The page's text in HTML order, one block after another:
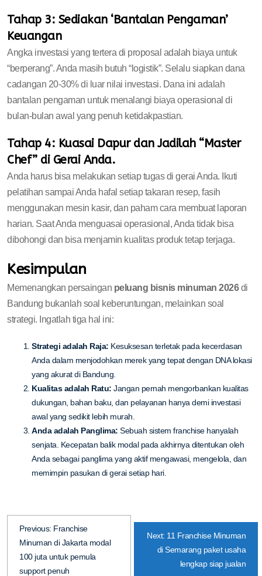
Tahap 3: Sediakan ‘Bantalan Pengaman’
Keuangan
Angka investasi yang tertera di proposal adalah biaya untuk
“berperang”. Anda masih butuh “logistik”. Selalu siapkan dana
cadangan 20-30% di luar nilai investasi. Dana ini adalah
bantalan pengaman untuk menalangi biaya operasional di
bulan-bulan awal yang penuh ketidakpastian.
Tahap 4: Kuasai Dapur dan Jadilah “Master
Chef” di Gerai Anda.
Anda harus bisa melakukan setiap tugas di gerai Anda. Ikuti
pelatihan sampai Anda hafal setiap takaran resep, fasih
menggunakan mesin kasir, dan paham cara membuat laporan
harian. Saat Anda menguasai operasional, Anda tidak bisa
dibohongi dan bisa menjamin kualitas produk tetap terjaga.
Kesimpulan
Memenangkan persaingan peluang bisnis minuman 2026di
Bandung bukanlah soal keberuntungan, melainkan soal
strategi. Ingatlah tiga hal ini:
Strategi adalah Raja: Kesuksesan terletak pada kecerdasan
Anda dalam menjodohkan merek yang tepat dengan DNA lokasi
yang akurat di Bandung.
Kualitas adalah Ratu: Jangan pernah mengorbankan kualitas
dukungan, bahan baku, dan pelayanan hanya demi investasi
awal yang sedikit lebih murah.
Anda adalah Panglima: Sebuah sistem franchisehanyalah
senjata. Kecepatan balik modal pada akhirnya ditentukan oleh
Anda sebagai panglima yang aktif mengawasi, mengelola, dan
memimpin pasukan di gerai setiap hari.
Previous: Franchise
Minuman di Jakarta modal
100 juta untuk pemula
support penuh
Next: 11 Franchise Minuman
di Semarang paket usaha
lengkap siap jualan